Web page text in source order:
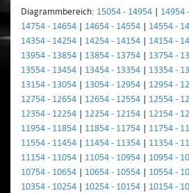
Diagrammbereich: 15054 - 14954 | 14954
14754 - 14654 | 14654 - 14554 | 14554 -
14354 - 14254 | 14254 - 14154 | 14154 -
13954 - 13854 | 13854 - 13754 | 13754 -
13554 - 13454 | 13454 - 13354 | 13354 -
13154 - 13054 | 13054 - 12954 | 12954 -
12754 - 12654 | 12654 - 12554 | 12554 -
12354 - 12254 | 12254 - 12154 | 12154 -
11954 - 11854 | 11854 - 11754 | 11754 -
11554 - 11454 | 11454 - 11354 | 11354 -
11154 - 11054 | 11054 - 10954 | 10954 -
10754 - 10654 | 10654 - 10554 | 10554 -
10354 - 10254 | 10254 - 10154 | 10154 -